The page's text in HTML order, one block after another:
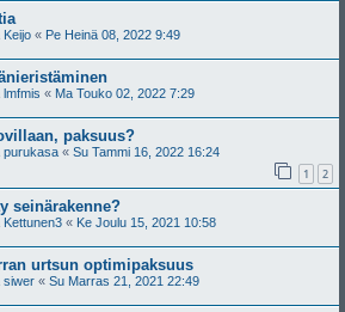
Keijo « Pe Heinä 08, 2022 9:49
lmfmis « Ma Touko 02, 2022 7:29
paksuus?
purukasa « Su Tammi 16, 2022 16:24
1 2
seinärakenne?
Kettunen3 « Ke Joulu 15, 2021 10:58
urtsun optimipaksuus
siwer « Su Marras 21, 2021 22:49